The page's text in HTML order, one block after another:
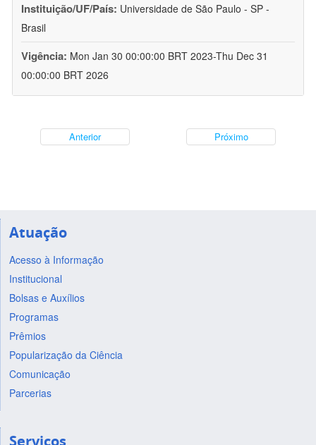
Instituição/UF/País: Universidade de São Paulo - SP -
Brasil
Vigência: Mon Jan 30 00:00:00 BRT 2023-Thu Dec 31
00:00:00 BRT 2026
Anterior Próximo
Atuação
Acesso à Informação
Institucional
Bolsas e Auxílios
Programas
Prêmios
Popularização da Ciência
Comunicação
Parcerias
Serviços